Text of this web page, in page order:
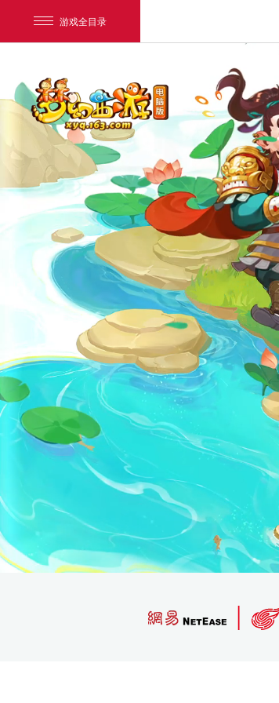
游戏全目录
网易游戏
游戏爱好者
我的足迹： 梦幻西游电脑版